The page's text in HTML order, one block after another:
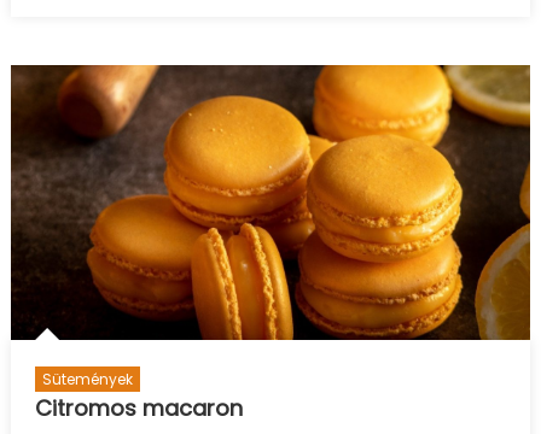
Sütemények
Citromos macaron